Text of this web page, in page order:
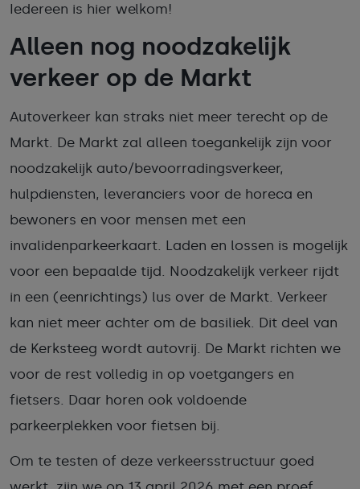
Iedereen is hier welkom!
Alleen nog noodzakelijk
verkeer op de Markt
Autoverkeer kan straks niet meer terecht op de
Markt. De Markt zal alleen toegankelijk zijn voor
noodzakelijk auto/bevoorradingsverkeer,
hulpdiensten, leveranciers voor de horeca en
bewoners en voor mensen met een
invalidenparkeerkaart. Laden en lossen is mogelijk
voor een bepaalde tijd. Noodzakelijk verkeer rijdt
in een (eenrichtings) lus over de Markt. Verkeer
kan niet meer achter om de basiliek. Dit deel van
de Kerksteeg wordt autovrij. De Markt richten we
voor de rest volledig in op voetgangers en
fietsers. Daar horen ook voldoende
parkeerplekken voor fietsen bij.
Om te testen of deze verkeersstructuur goed